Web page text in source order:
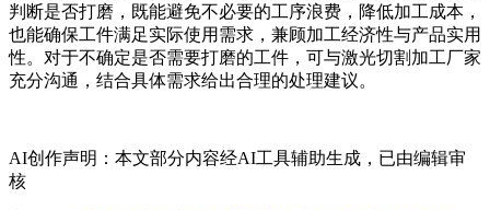
判断是否打磨，既能避免不必要的工序浪费，降低加工成本，
也能确保工件满足实际使用需求，兼顾加工经济性与产品实用
性。对于不确定是否需要打磨的工件，可与激光切割加工厂家
充分沟通，结合具体需求给出合理的处理建议。
AI创作声明：本文部分内容经AI工具辅助生成，已由编辑审
核